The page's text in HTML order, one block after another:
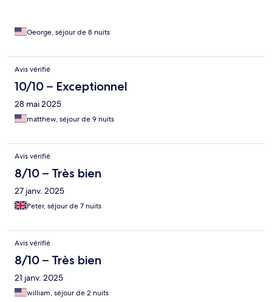
nice place for the cost. excellent.
George, séjour de 8 nuits
Avis vérifié
10/10 – Exceptionnel
28 mai 2025
matthew, séjour de 9 nuits
Avis vérifié
8/10 – Très bien
27 janv. 2025
Peter, séjour de 7 nuits
Avis vérifié
8/10 – Très bien
21 janv. 2025
william, séjour de 2 nuits